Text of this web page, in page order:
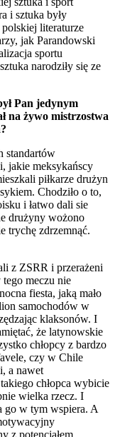
i sztuka były
literaturze
jak Parandowski
sportu
narodziły się ze
Pan jedynym
na żywo mistrzostwa
standartów
jakie meksykańscy
piłkarze drużyn
Chodziło o to,
i łatwo dali sie
drużyny wożono
trychę zdrzemnąć.
z ZSRR i przerażeni
meczu nie
fiesta, jaką mało
samochodów w
klaksonów. I
że latynowskie
chłopcy z bardzo
czy w Chile
a nawet
chłopca wybicie
wielka rzecz. I
go w tym wspiera. A
z potencjałem